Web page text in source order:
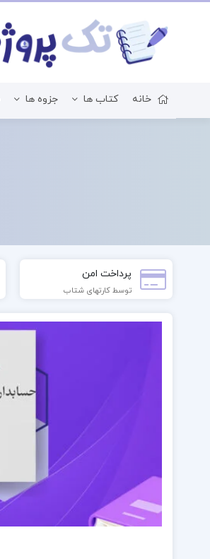
خانه کتاب ها جزوه ها
پرداخت امن
توسط کارتهای شتاب